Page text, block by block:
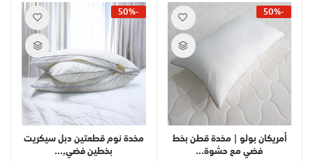
-50%
أمريكان بولو | مخدة قطن بخط
فضي مع حشوة...
-50%
مخدة نوم قطعتين دبل سيكريت
بخطين فضي,...